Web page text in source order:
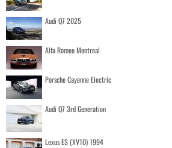
Audi Q7 2025
Alfa Romeo Montreal
Porsche Cayenne Electric
Audi Q7 3rd Generation
Lexus ES (XV10) 1994